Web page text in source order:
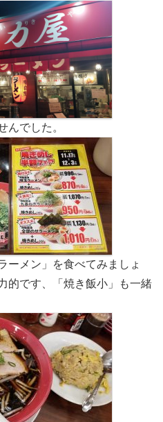
んでした。
ーメン」を食べてみましょ
的です、「焼き飯小」も一緒